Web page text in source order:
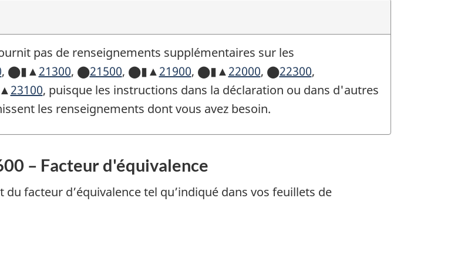
pas de renseignements supplémentaires sur les
, ⬤▮▲21300, ⬤21500, ⬤▮▲21900, ⬤▮▲22000, ⬤22300,
23100, puisque les instructions dans la déclaration ou dans d'autres
les renseignements dont vous avez besoin.
– Facteur d'équivalence
facteur d’équivalence tel qu’indiqué dans vos feuillets de